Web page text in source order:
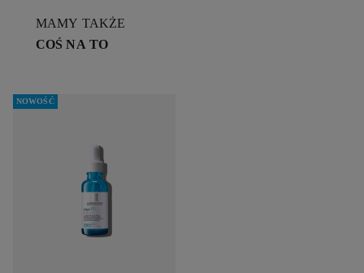
MAMY TAKŻE
COŚ NA TO
NOWOŚĆ